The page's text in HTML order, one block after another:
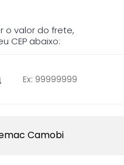
o valor do frete,
CEP abaixo:
Camobi